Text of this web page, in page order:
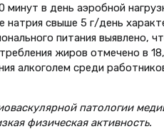
в день аэробной
натрия свыше 5 г/день
питания выявлено,
жиров отмечено в
алкоголем среди
патологии
физическая активность.